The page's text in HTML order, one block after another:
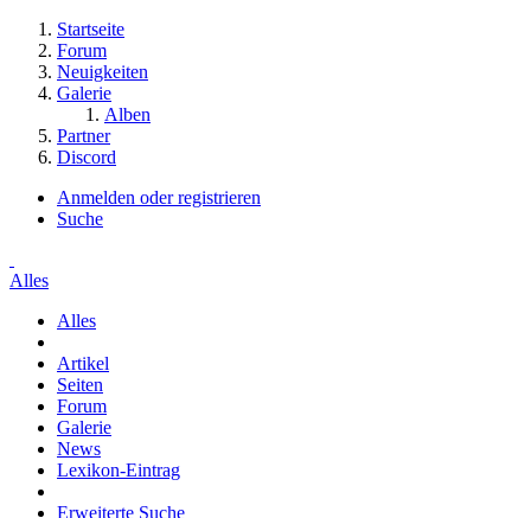
Startseite
Forum
Neuigkeiten
Galerie
Alben
Partner
Discord
Anmelden oder registrieren
Suche
Alles
Alles
Artikel
Seiten
Forum
Galerie
News
Lexikon-Eintrag
Erweiterte Suche